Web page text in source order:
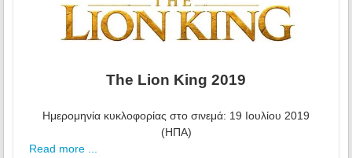
The Lion King 2019
Ημερομηνία κυκλοφορίας στο σινεμά: 19 Ιουλίου 2019
(ΗΠΑ)
Read more ...